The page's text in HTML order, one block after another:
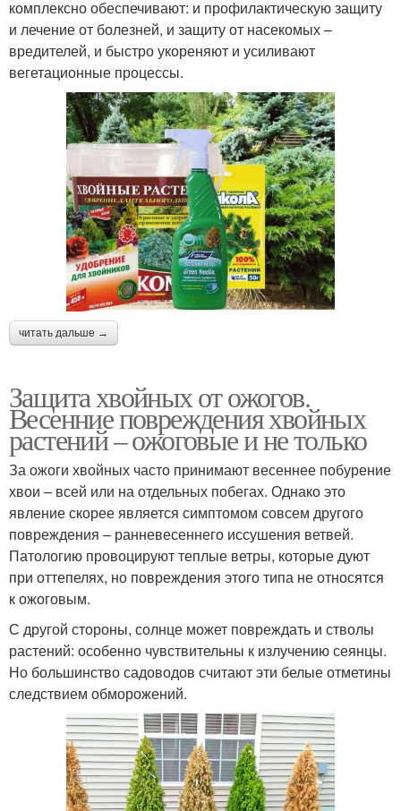
комплексно обеспечивают: и профилактическую защиту
и лечение от болезней, и защиту от насекомых –
вредителей, и быстро укореняют и усиливают
вегетационные процессы.
читать дальше →
Защита хвойных от ожогов.
Весенние повреждения хвойных
растений – ожоговые и не только
За ожоги хвойных часто принимают весеннее побурение
хвои – всей или на отдельных побегах. Однако это
явление скорее является симптомом совсем другого
повреждения – ранневесеннего иссушения ветвей.
Патологию провоцируют теплые ветры, которые дуют
при оттепелях, но повреждения этого типа не относятся
к ожоговым.
С другой стороны, солнце может повреждать и стволы
растений: особенно чувствительны к излучению сеянцы.
Но большинство садоводов считают эти белые отметины
следствием обморожений.